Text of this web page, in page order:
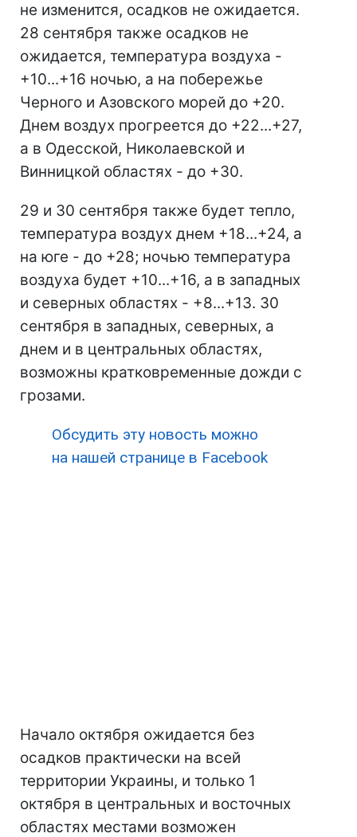
не изменится, осадков не ожидается.
28 сентября также осадков не
ожидается, температура воздуха -
+10...+16 ночью, а на побережье
Черного и Азовского морей до +20.
Днем воздух прогреется до +22...+27,
а в Одесской, Николаевской и
Винницкой областях - до +30.
29 и 30 сентября также будет тепло,
температура воздух днем +18...+24, а
на юге - до +28; ночью температура
воздуха будет +10...+16, а в западных
и северных областях - +8...+13. 30
сентября в западных, северных, а
днем и в центральных областях,
возможны кратковременные дожди с
грозами.
Обсудить эту новость можно
на нашей странице в Facebook
Начало октября ожидается без
осадков практически на всей
территории Украины, и только 1
октября в центральных и восточных
областях местами возможен